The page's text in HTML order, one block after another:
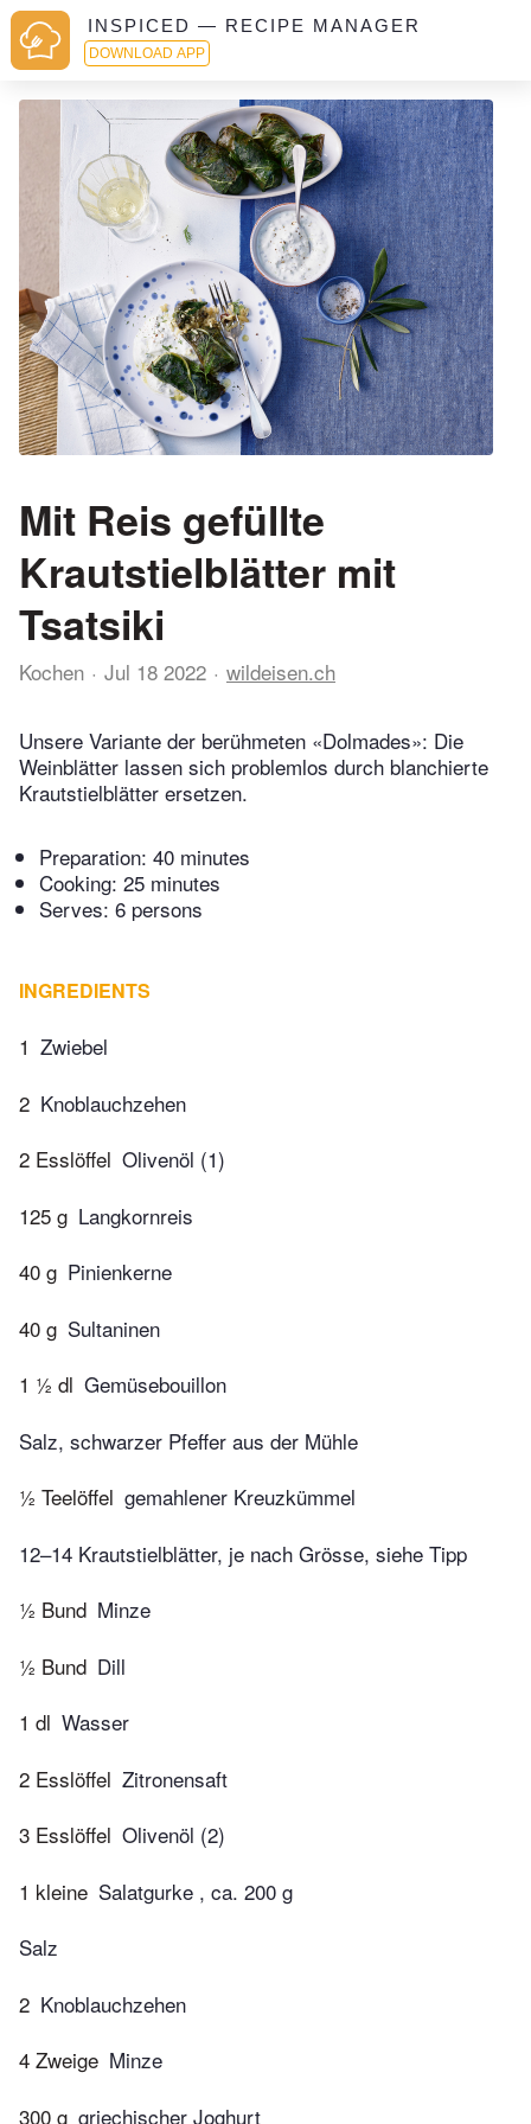
INSPICED — RECIPE MANAGER
DOWNLOAD APP
Mit Reis gefüllte
Krautstielblätter mit
Tsatsiki
Kochen Jul 18 2022 wildeisen.ch
Unsere Variante der berühmeten «Dolmades»: Die
Weinblätter lassen sich problemlos durch blanchierte
Krautstielblätter ersetzen.
Preparation: 40 minutes
Cooking: 25 minutes
Serves: 6 persons
INGREDIENTS
1 Zwiebel
2 Knoblauchzehen
2 Esslöffel Olivenöl (1)
125 g Langkornreis
40 g Pinienkerne
40 g Sultaninen
1 ½ dl Gemüsebouillon
Salz, schwarzer Pfeffer aus der Mühle
½ Teelöffel gemahlener Kreuzkümmel
12–14 Krautstielblätter, je nach Grösse, siehe Tipp
½ Bund Minze
½ Bund Dill
1 dl Wasser
2 Esslöffel Zitronensaft
3 Esslöffel Olivenöl (2)
1 kleine Salatgurke , ca. 200 g
Salz
2 Knoblauchzehen
4 Zweige Minze
300 g griechischer Joghurt